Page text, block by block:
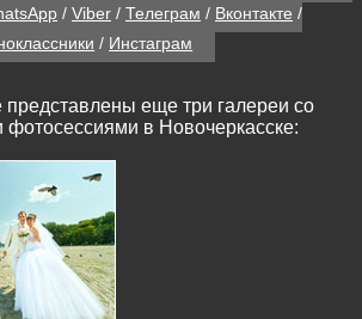
/ Viber / Телеграм / Вконтакте /
/ Инстаграм
представлены еще три галереи со
в Новочеркасске: